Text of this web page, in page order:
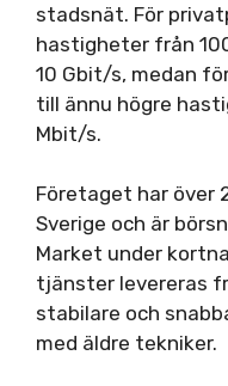
stadsnät. För
hastigheter från
10 Gbit/s, medan
till ännu högre
Mbit/s.
Företaget har över
Sverige och är
Market under
tjänster levereras
stabilare och
med äldre tekniker.